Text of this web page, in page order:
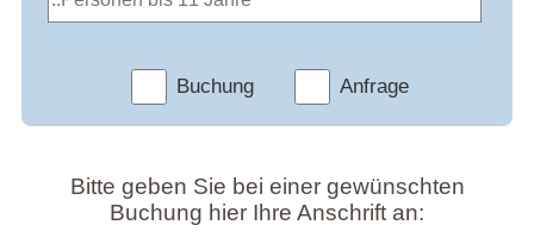
Buchung Anfrage
Bitte geben Sie bei einer gewünschten
Buchung hier Ihre Anschrift an: